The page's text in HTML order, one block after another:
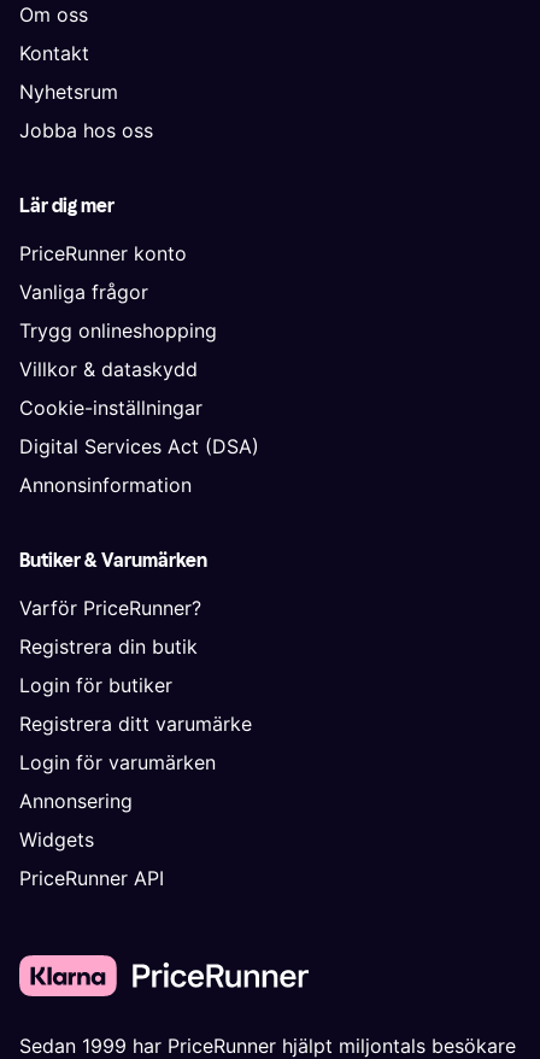
Om oss
Kontakt
Nyhetsrum
Jobba hos oss
Lär dig mer
PriceRunner konto
Vanliga frågor
Trygg onlineshopping
Villkor & dataskydd
Cookie-inställningar
Digital Services Act (DSA)
Annonsinformation
Butiker & Varumärken
Varför PriceRunner?
Registrera din butik
Login för butiker
Registrera ditt varumärke
Login för varumärken
Annonsering
Widgets
PriceRunner API
Sedan 1999 har PriceRunner hjälpt miljontals besökare